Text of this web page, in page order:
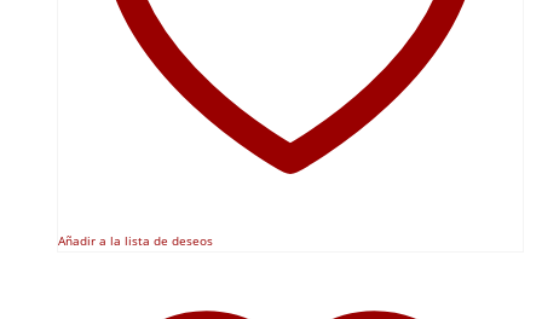
Añadir a la lista de deseos